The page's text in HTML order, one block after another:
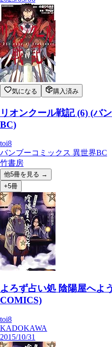
気になる 購入済み
リオンクール戦記 (6) (バ
BC)
toi8
バンブーコミックス 異世界BC
竹書房
他5冊を見る →
+5冊
よろず占い処 陰陽屋へよ
COMICS)
toi8
KADOKAWA
2015/10/31